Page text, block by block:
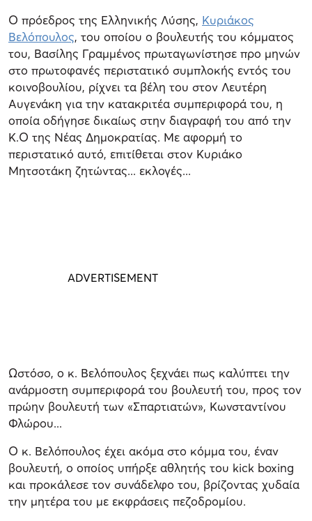
Ο πρόεδρος της Ελληνικής Λύσης, Κυριάκος
Βελόπουλος, του οποίου ο βουλευτής του κόμματος
του, Βασίλης Γραμμένος πρωταγωνίστησε προ μηνών
στο πρωτοφανές περιστατικό συμπλοκής εντός του
κοινοβουλίου, ρίχνει τα βέλη του στον Λευτέρη
Αυγενάκη για την κατακριτέα συμπεριφορά του, η
οποία οδήγησε δικαίως στην διαγραφή του από την
Κ.Ο της Νέας Δημοκρατίας. Με αφορμή το
περιστατικό αυτό, επιτίθεται στον Κυριάκο
Μητσοτάκη ζητώντας... εκλογές...
Ωστόσο, ο κ. Βελόπουλος ξεχνάει πως καλύπτει την
ανάρμοστη συμπεριφορά του βουλευτή του, προς τον
πρώην βουλευτή των «Σπαρτιατών», Κωνσταντίνου
Φλώρου...
Ο κ. Βελόπουλος έχει ακόμα στο κόμμα του, έναν
βουλευτή, ο οποίος υπήρξε αθλητής του kick boxing
και προκάλεσε τον συνάδελφο του, βρίζοντας χυδαία
την μητέρα του με εκφράσεις πεζοδρομίου.